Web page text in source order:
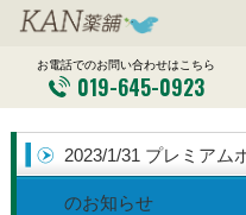
お電話でのお問い合わせはこちら
019-645-0923
2023/1/31 プレミアム
のお知らせ